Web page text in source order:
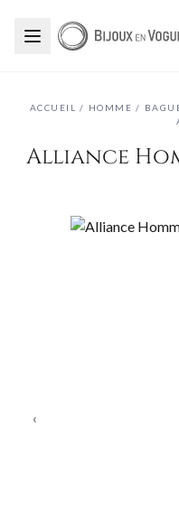
ACCUEIL / HOMME /
Alliance
‹